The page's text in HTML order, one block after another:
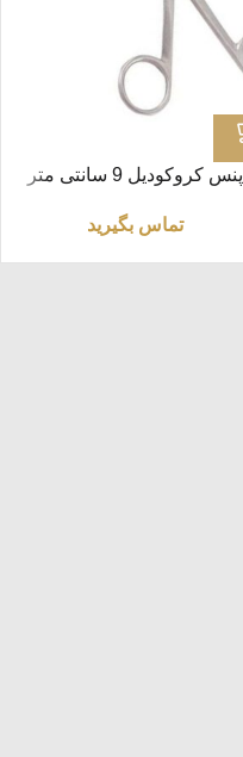
پنس کروکودیل 9 سانتی متر
تماس بگیرید